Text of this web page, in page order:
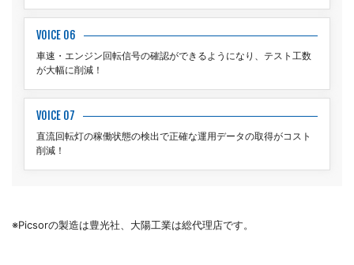
VOICE 06
車速・エンジン回転信号の確認ができるようになり、テスト工数
が大幅に削減！
VOICE 07
直流回転灯の稼働状態の検出で正確な運用データの取得がコスト
削減！
※Picsorの製造は豊光社、大陽工業は総代理店です。